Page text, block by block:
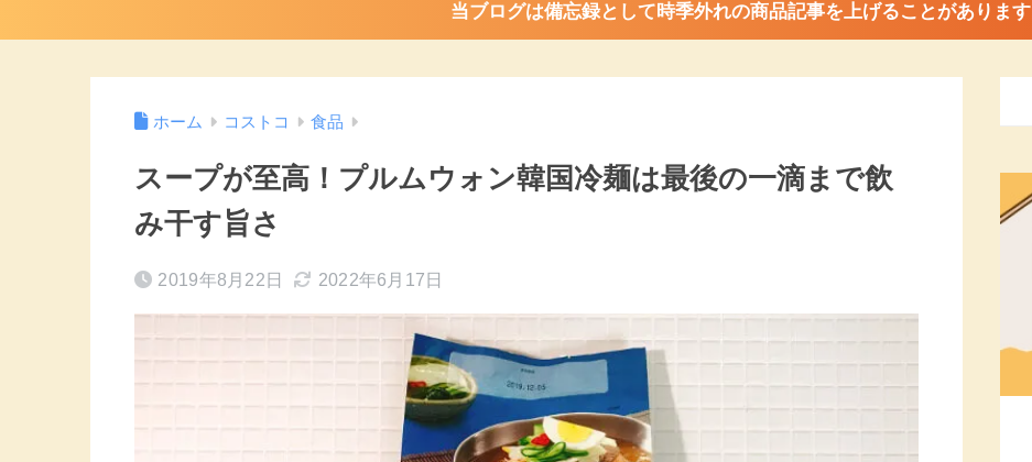
当ブログは備忘録として時季外れの商品記事を上げることがあります
ホーム コストコ 食品
スープが至高！プルムウォン韓国冷麺は最後の一滴まで飲
み干す旨さ
2019年8月22日 2022年6月17日